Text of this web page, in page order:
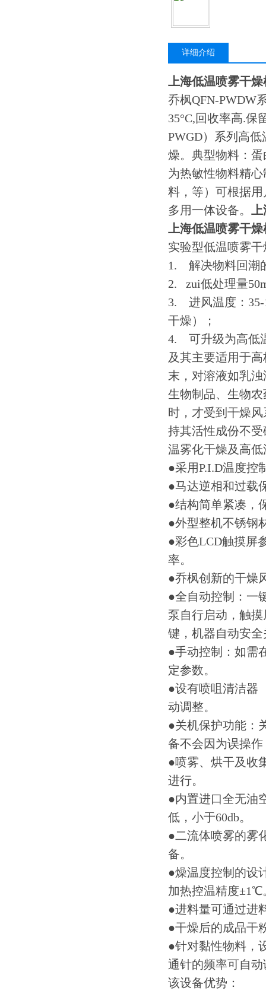
详细介绍
上海低温喷雾干燥
乔枫QFN-PWDW
35°C,回收率高.保
PWGD）系列高
燥。典型物料：
为热敏性物料精
料，等）可根据
多用一体设备。 上
上海低温喷雾干燥
实验型低温喷雾
1. 解决物料回潮
2. zui低处理量
3. 进风温度：35-
干燥）；
4. 可升级为高低
及其主要适用于
末，对溶液如乳
生物制品、生物
时，才受到干燥
持其活性成份不
温雾化干燥及高
●采用P.I.D温度控
●马达逆相和过载
●结构简单紧凑，
●外型整机不锈钢
●彩色LCD触摸屏
率。
●乔枫创新的干燥
●全自动控制：一
泵自行启动，触
键，机器自动安全
●手动控制：如需
定参数。
●设有喷咀清洁器
动调整。
●关机保护功能：
备不会因为误操
●喷雾、烘干及收
进行。
●内置进口全无油
低，小于60db。
●二流体喷雾的雾
备。
●燥温度控制的设
加热控温精度±1℃
●进料量可通过进
●干燥后的成品干
●针对黏性物料，
通针的频率可自动
该设备优势：